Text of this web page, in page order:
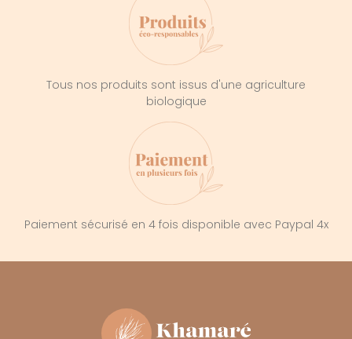
Tous nos produits sont issus d'une agriculture
biologique
Paiement sécurisé en 4 fois disponible avec Paypal 4x